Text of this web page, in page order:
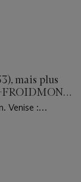
mais plus
FROIDMONT
Venise :